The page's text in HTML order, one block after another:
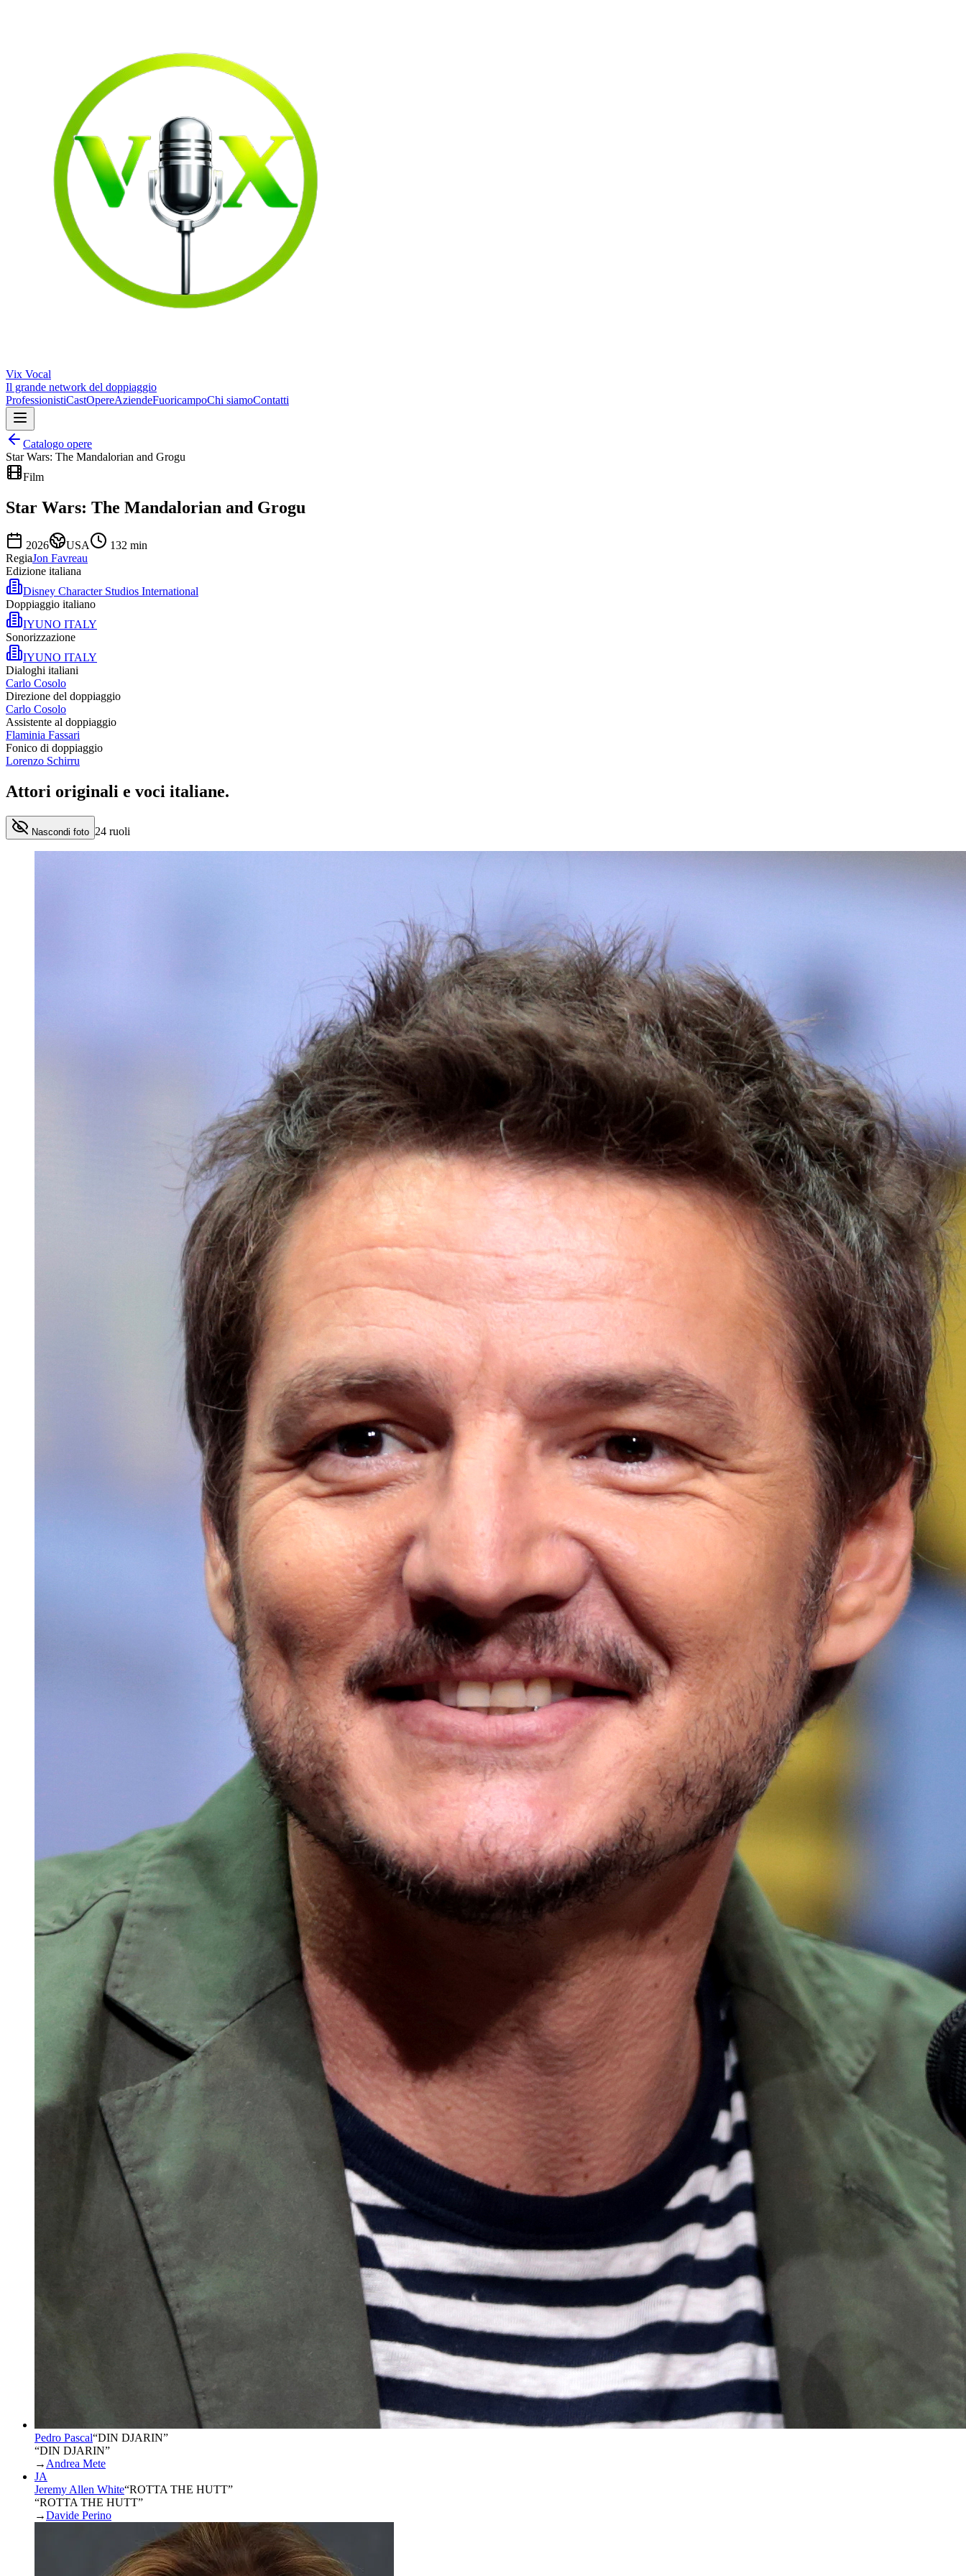
Vix Vocal
Il grande network del doppiaggio
ProfessionistiCastOpereAziendeFuoricampoChi siamoContatti
Catalogo opere
Star Wars: The Mandalorian and Grogu
Film
Star Wars: The Mandalorian and Grogu
2026 USA 132 min
RegiaJon Favreau
Edizione italiana
Disney Character Studios International
Doppiaggio italiano
IYUNO ITALY
Sonorizzazione
IYUNO ITALY
Dialoghi italiani
Carlo Cosolo
Direzione del doppiaggio
Carlo Cosolo
Assistente al doppiaggio
Flaminia Fassari
Fonico di doppiaggio
Lorenzo Schirru
Attori originali e voci italiane.
Nascondi foto 24 ruoli
Pedro Pascal“DIN DJARIN”
“DIN DJARIN”
→ Andrea Mete
JA
Jeremy Allen White“ROTTA THE HUTT”
“ROTTA THE HUTT”
→Davide Perino